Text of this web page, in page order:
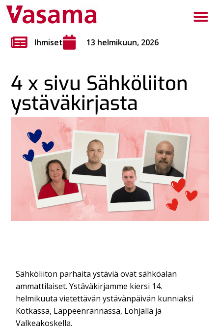
Ihmiset 13 helmikuun, 2026
4 x sivu Sähköliiton
ystäväkirjasta
Sähköliiton parhaita ystäviä ovat sähköalan
ammattilaiset. Ystäväkirjamme kiersi 14.
helmikuuta vietettävän ystävänpäivän kunniaksi
Kotkassa, Lappeenrannassa, Lohjalla ja
Valkeakoskella.